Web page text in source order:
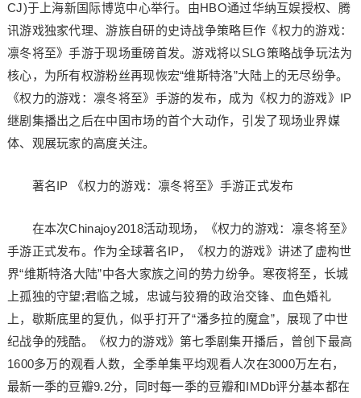
CJ)于上海新国际博览中心举行。由HBO通过华纳互娱授权、腾
讯游戏独家代理、游族自研的史诗战争策略巨作《权力的游戏：
凛冬将至》手游于现场重磅首发。游戏将以SLG策略战争玩法为
核心，为所有权游粉丝再现恢宏“维斯特洛”大陆上的无尽纷争。
《权力的游戏：凛冬将至》手游的发布，成为《权力的游戏》IP
继剧集播出之后在中国市场的首个大动作，引发了现场业界媒
体、观展玩家的高度关注。
著名IP 《权力的游戏：凛冬将至》手游正式发布
在本次Chinajoy2018活动现场，《权力的游戏：凛冬将至》
手游正式发布。作为全球著名IP，《权力的游戏》讲述了虚构世
界“维斯特洛大陆”中各大家族之间的势力纷争。寒夜将至，长城
上孤独的守望;君临之城，忠诚与狡猾的政治交锋、血色婚礼
上，歇斯底里的复仇，似乎打开了“潘多拉的魔盒”，展现了中世
纪战争的残酷。《权力的游戏》第七季剧集开播后，曾创下最高
1600多万的观看人数，全季单集平均观看人次在3000万左右，
最新一季的豆瓣9.2分，同时每一季的豆瓣和IMDb评分基本都在